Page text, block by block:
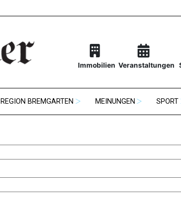
Immobilien Veranstaltungen
REGION BREMGARTEN MEINUNGEN SPORT